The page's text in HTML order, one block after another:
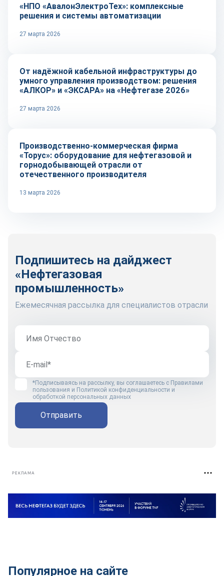
«НПО «АвалонЭлектроТех»: комплексные
решения и системы автоматизации
27 марта 2026
Репортаж
От надёжной кабельной инфраструктуры до
умного управления производством: решения
«АЛКОР» и «ЭКСАРА» на «Нефтегазе 2026»
27 марта 2026
Репортаж
Производственно-коммерческая фирма
«Торус»: оборудование для нефтегазовой и
горнодобывающей отрасли от
отечественного производителя
13 марта 2026
Подпишитесь на дайджест
«Нефтегазовая
промышленность»
Ежемесячная рассылка для специалистов отрасли
*Подписываясь на рассылку, вы соглашаетесь с Правилами
пользования и Политикой конфиденциальности и
обработкой персональных данных
Отправить
РЕКЛАМА
Популярное на сайте